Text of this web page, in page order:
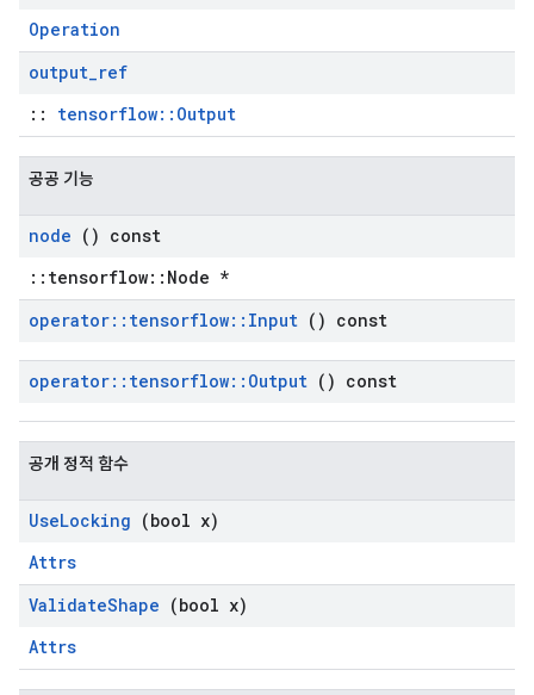
Operation
output_ref
:: tensorflow::Output
공공 기능
node () const
::tensorflow::Node *
operator:: tensorflow:: Input () const
operator:: tensorflow:: Output () const
공개 정적 함수
UseLocking (bool x)
Attrs
ValidateShape (bool x)
Attrs